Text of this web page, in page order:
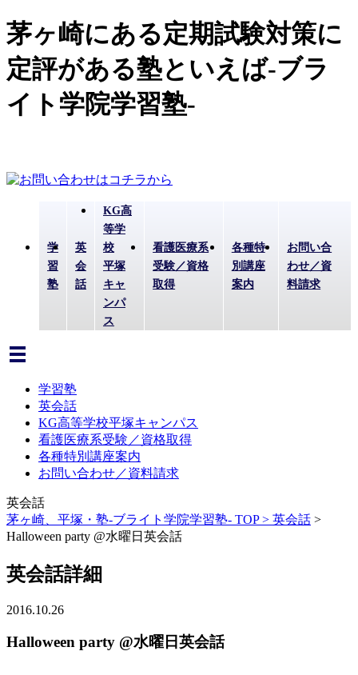
茅ヶ崎にある定期試験対策に
定評がある塾といえば-ブラ
イト学院学習塾-
学
習
塾
英
会
話
KG高
等学
校
平塚
キャ
ンパ
ス
看護医療系
受験／資格
取得
各種特
別講座
案内
お問い合
わせ／資
料請求
学習塾
英会話
KG高等学校平塚キャンパス
看護医療系受験／資格取得
各種特別講座案内
お問い合わせ／資料請求
英会話
茅ヶ崎、平塚・塾-ブライト学院学習塾- TOP > 英会話 >
Halloween party @水曜日英会話
英会話詳細
2016.10.26
Halloween party @水曜日英会話